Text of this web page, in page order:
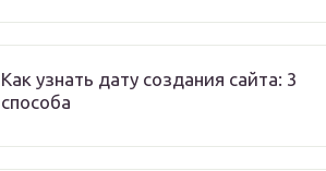
Как узнать дату создания сайта: 3
способа